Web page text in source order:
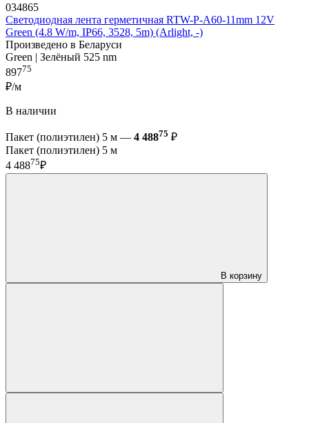
034865
Светодиодная лента герметичная RTW-P-A60-11mm 12V
Green (4.8 W/m, IP66, 3528, 5m) (Arlight, -)
Произведено в Беларуси
Green | Зелёный 525 nm
89775
₽/м
В наличии
Пакет (полиэтилен) 5 м — 4 48875 ₽
Пакет (полиэтилен) 5 м
4 48875₽
В корзину